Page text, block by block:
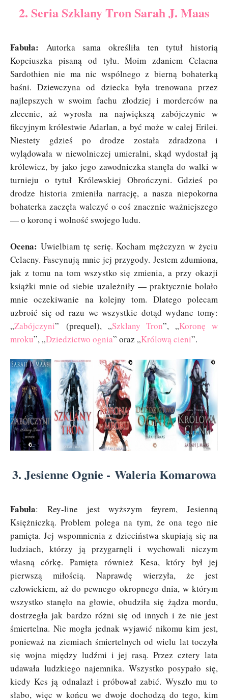
2. Seria Szklany Tron Sarah J. Maas
Fabuła: Autorka sama określiła ten tytuł historią
Kopciuszka pisaną od tyłu. Moim zdaniem Celaena
Sardothien nie ma nic wspólnego z bierną bohaterką
baśni. Dziewczyna od dziecka była trenowana przez
najlepszych w swoim fachu złodziej i morderców na
zlecenie, aż wyrosła na największą zabójczynie w
fikcyjnym królestwie Adarlan, a być może w całej Erilei.
Niestety gdzieś po drodze została zdradzona i
wylądowała w niewolniczej umieralni, skąd wydostał ją
królewicz, by jako jego zawodniczka stanęła do walki w
turnieju o tytuł Królewskiej Obrończyni. Gdzieś po
drodze historia zmieniła narrację, a nasza niepokorna
bohaterka zaczęła walczyć o coś znacznie ważniejszego
— o koronę i wolność swojego ludu.
Ocena: Uwielbiam tę serię. Kocham mężczyzn w życiu
Celaeny. Fascynują mnie jej przygody. Jestem zdumiona,
jak z tomu na tom wszystko się zmienia, a przy okazji
książki mnie od siebie uzależniły — praktycznie bolało
mnie oczekiwanie na kolejny tom. Dlatego polecam
uzbroić się od razu we wszystkie dotąd wydane tomy:
„Zabójczyni” (prequel), „Szklany Tron”, „Koronę w
mroku”, „Dziedzictwo ognia” oraz „Królową cieni”.
3. Jesienne Ognie - Waleria Komarowa
Fabuła: Rey-line jest wyższym feyrem, Jesienną
Księżniczką. Problem polega na tym, że ona tego nie
pamięta. Jej wspomnienia z dzieciństwa skupiają się na
ludziach, którzy ją przygarnęli i wychowali niczym
własną córkę. Pamięta również Kesa, który był jej
pierwszą miłością. Naprawdę wierzyła, że jest
człowiekiem, aż do pewnego okropnego dnia, w którym
wszystko stanęło na głowie, obudziła się żądza mordu,
dostrzegła jak bardzo różni się od innych i że nie jest
śmiertelna. Nie mogła jednak wyjawić nikomu kim jest,
ponieważ na ziemiach śmiertelnych od wielu lat toczyła
się wojna między ludźmi i jej rasą. Przez cztery lata
udawała ludzkiego najemnika. Wszystko posypało się,
kiedy Kes ją odnalazł i próbował zabić. Wyszło mu to
słabo, więc w końcu we dwoje dochodzą do tego, kim